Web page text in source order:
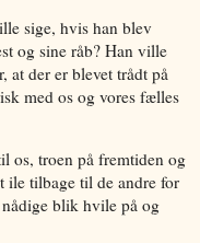
sige, hvis han blev
og sine råb? Han ville
at der er blevet trådt på
med os og vores fælles
os, troen på fremtiden og
ile tilbage til de andre for
blik hvile på og